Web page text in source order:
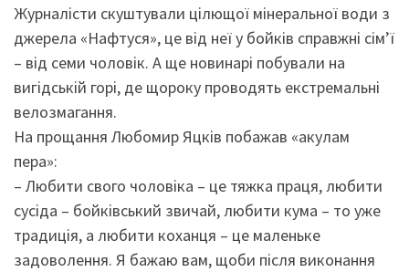
Журналісти скуштували цілющої мінеральної води з
джерела «Нафтуся», це від неї у бойків справжні сім’ї
– від семи чоловік. А ще новинарі побували на
вигідській горі, де щороку проводять екстремальні
велозмагання.
На прощання Любомир Яцків побажав «акулам
пера»:
– Любити свого чоловіка – це тяжка праця, любити
сусіда – бойківський звичай, любити кума – то уже
традиція, а любити коханця – це маленьке
задоволення. Я бажаю вам, щоби після виконання